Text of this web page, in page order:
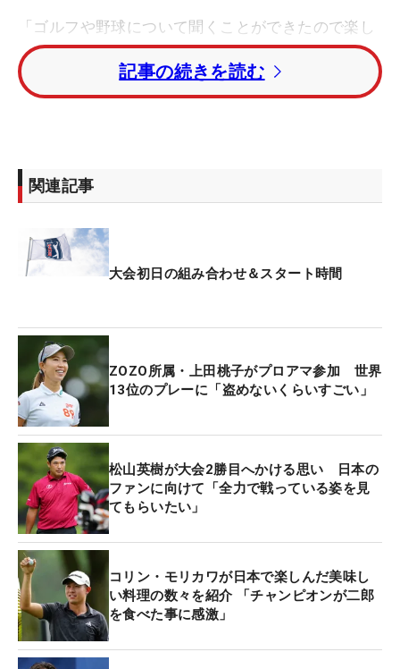
「ゴルフや野球について聞くことができたので楽し
かったです」。“平成の怪物”とまで言われた松坂氏
に聞きたいことは、山ほどあるという。そのなかで
も、「どういう感覚で投げているのか」とボールの
「（スイングは）アンダースローに結構近いと思う
ラブみたいな。最後そういうしなり方をして…」。
下からすくい上げるようにして投げる腕の動き方
さらに、「こういうときに調子がいいんだ、こうい
う時は調子が悪いんだみたいな話を聞くだけでも、
めっちゃ面白いなと思いました」と、一流アスリー
トのこれまでの経験談も大きな学びとなったよう
だ。
松坂氏は国内下部ABEMAツアーに今季2試合出場す
るなど、競技ゴルファーとしても活動している。
「松坂さんも競技に出ているぐらい真剣にやられて
いる方なので、基本はゴルフの話だった。聞きたい
こともいっぱいあるし、野球の話をしている時の眼
差しとか、かっこいいなって思いましたね」。ゴル
フの話題で盛り上がり、野球について語る松坂氏の
記事の続きを読む
関連記事
大会初日の組み合わせ＆スタート時間
ZOZO所属・上田桃子がプロアマ参加 世界
13位のプレーに「盗めないくらいすごい」
松山英樹が大会2勝目へかける思い 日本の
ファンに向けて「全力で戦っている姿を見
てもらいたい」
コリン・モリカワが日本で楽しんだ美味し
い料理の数々を紹介 「チャンピオンが二郎
を食べた事に感激」